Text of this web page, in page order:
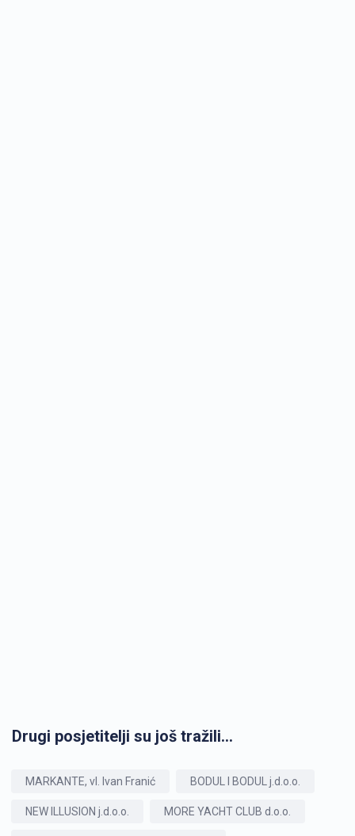
Drugi posjetitelji su još tražili...
MARKANTE, vl. Ivan Franić BODUL I BODUL j.d.o.o.
NEW ILLUSION j.d.o.o. MORE YACHT CLUB d.o.o.